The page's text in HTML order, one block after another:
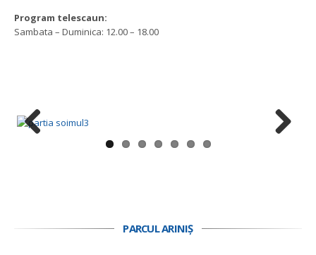
Program telescaun:
Sambata – Duminica: 12.00 – 18.00
PARCUL ARINIȘ